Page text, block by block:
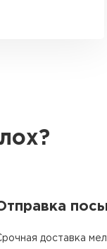
доставка